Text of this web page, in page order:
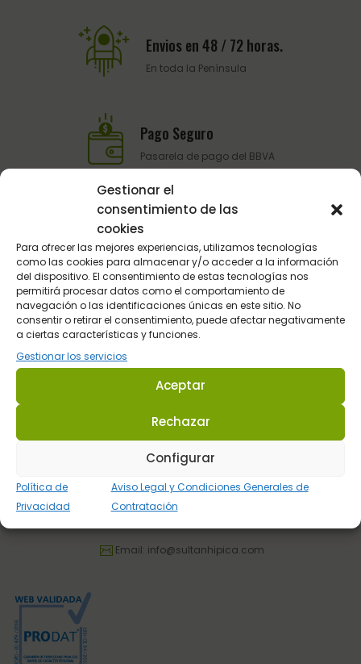
Gestionar el
consentimiento de las
cookies
Para ofrecer las mejores experiencias, utilizamos tecnologías
como las cookies para almacenar y/o acceder a la información
del dispositivo. El consentimiento de estas tecnologías nos
permitirá procesar datos como el comportamiento de
navegación o las identificaciones únicas en este sitio. No
consentir o retirar el consentimiento, puede afectar negativamente
a ciertas características y funciones.
Gestionar los servicios
Aceptar
Rechazar
Configurar
Política de
Privacidad
Aviso Legal y Condiciones Generales de
Contratación
Envios en 48 / 72 horas.
En toda la Península
Pago Seguro
Pasarela de pago del BBVA
Atención al Cliente
Telefónica y por email
Sultán Hípica proporciona la información y los productos
específicos para que cada caballo tenga lo que realmente
Dirección: C/ Guadalhorce 3 - Pol. Ind. La Trocha 29100 Coín -
Málaga (España.
Email: info@sultanhipica.com